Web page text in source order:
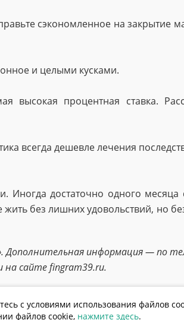
сэкономленное на закрытие
и целыми кусками.
высокая процентная ставка.
всегда дешевле лечения
достаточно одного месяца
без лишних удовольствий, но
информация — по
на сайте fingram39.ru.
с условиями использования файлов
файлов cookie, нажмите здесь.